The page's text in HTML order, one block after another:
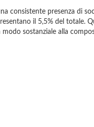
consistente presenza di
il 5,5% del totale.
sostanziale alla